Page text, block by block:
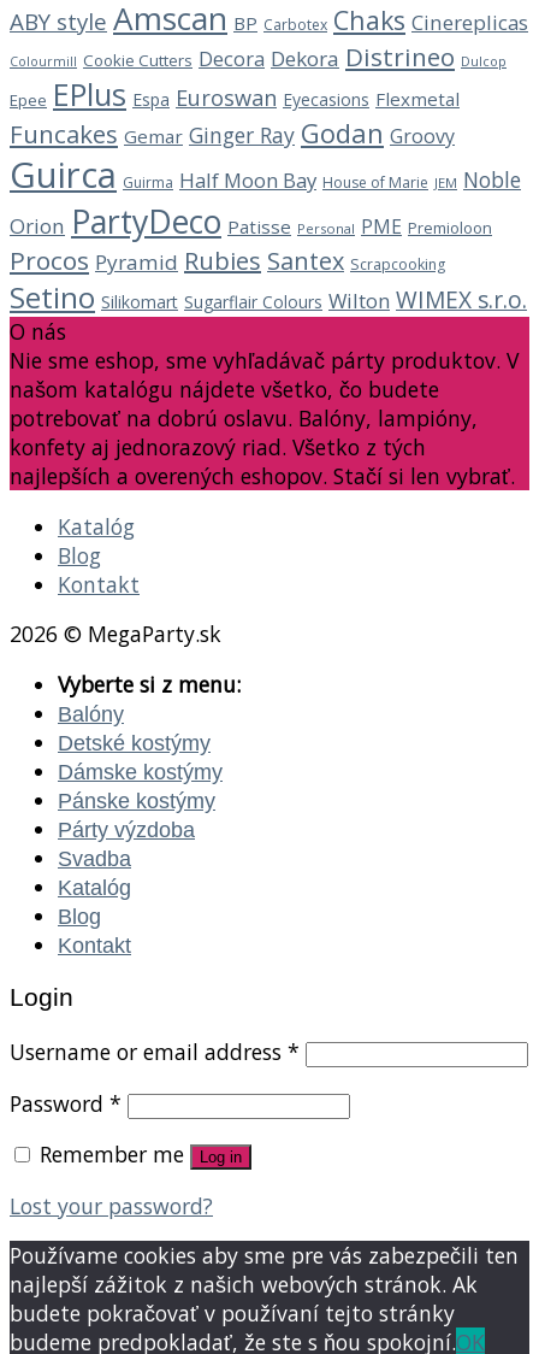
ABY style Amscan BP Carbotex Chaks Cinereplicas
Colourmill Cookie Cutters Decora Dekora Distrineo Dulcop
Epee EPlus Espa Euroswan Eyecasions Flexmetal
Funcakes Gemar Ginger Ray Godan Groovy
Guirca Guirma Half Moon Bay House of Marie JEM Noble
Orion PartyDeco Patisse Personal PME Premioloon
Procos Pyramid Rubies Santex Scrapcooking
Setino Silikomart Sugarflair Colours Wilton WIMEX s.r.o.
O nás
Nie sme eshop, sme vyhľadávač párty produktov. V
našom katalógu nájdete všetko, čo budete
potrebovať na dobrú oslavu. Balóny, lampióny,
konfety aj jednorazový riad. Všetko z tých
najlepších a overených eshopov. Stačí si len vybrať.
Katalóg
Blog
Kontakt
2026 © MegaParty.sk
Vyberte si z menu:
Balóny
Detské kostýmy
Dámske kostýmy
Pánske kostýmy
Párty výzdoba
Svadba
Katalóg
Blog
Kontakt
Login
Username or email address *
Password *
Remember me
Log in
Lost your password?
Používame cookies aby sme pre vás zabezpečili ten
najlepší zážitok z našich webových stránok. Ak
budete pokračovať v používaní tejto stránky
budeme predpokladať, že ste s ňou spokojní.OK